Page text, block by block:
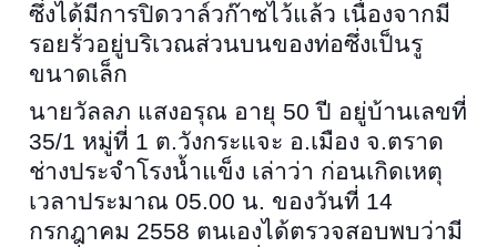
ซึ่งได้มีการปิดวาล์วก๊าซไว้แล้ว เนื่องจากมี
รอยรั่วอยู่บริเวณส่วนบนของท่อซึ่งเป็นรู
ขนาดเล็ก
นายวัลลภ แสงอรุณ อายุ 50ปี อยู่บ้านเลขที่
35/1 หมู่ที่ 1 ต.วังกระแจะ อ.เมือง จ.ตราด
ช่างประจำโรงน้ำแข็ง เล่าว่า ก่อนเกิดเหตุ
เวลาประมาณ 05.00 น. ของวันที่ 14
กรกฎาคม 2558 ตนเองได้ตรวจสอบพบว่ามี